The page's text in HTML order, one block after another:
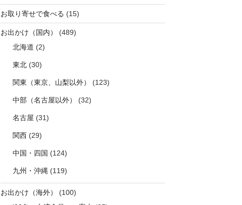
お取り寄せで食べる (15)
お出かけ（国内）
(489)
北海道 (2)
東北 (30)
関東（東京、山梨以外） (123)
中部（名古屋以外） (32)
名古屋 (31)
関西 (29)
中国・四国 (124)
九州・沖縄 (119)
お出かけ（海外）
(100)